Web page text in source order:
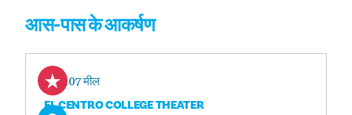
आस-पास के आकर्षण
0.07 मील
EL CENTRO COLLEGE THEATER